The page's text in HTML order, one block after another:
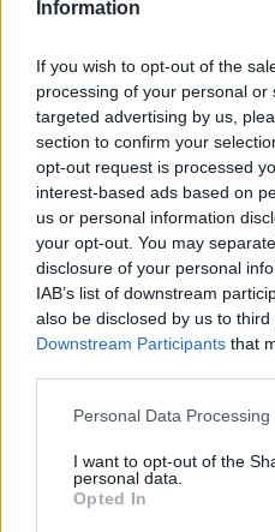
Information
If you wish to opt-out of the
processing of your personal
targeted advertising by us,
section to confirm your
opt-out request is processed
interest-based ads based on
us or personal information
your opt-out. You may
disclosure of your personal
IAB’s list of downstream
also be disclosed by us to
Downstream Participants that
Personal Data
I want to opt-out of the
personal data.
Opted In
pás pod vysokým napětím, ale
Novinářům to dnes řekli zástupci
aby krajina kolem energetické
a odolnější.
Zájem o elektrická
pomaleji než v EU
29.7.2026 11:25 (ČTK )
Diskuse: 2
nákladní auta do 3,5 tuny, byl
Evropského sdružení výrobců